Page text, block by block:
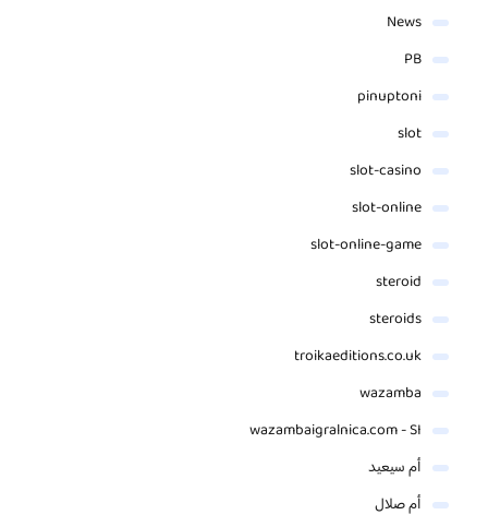
News
PB
pinuptoni
slot
slot-casino
slot-online
slot-online-game
steroid
steroids
troikaeditions.co.uk
wazamba
wazambaigralnica.com - SI
أم سيعيد
أم صلال